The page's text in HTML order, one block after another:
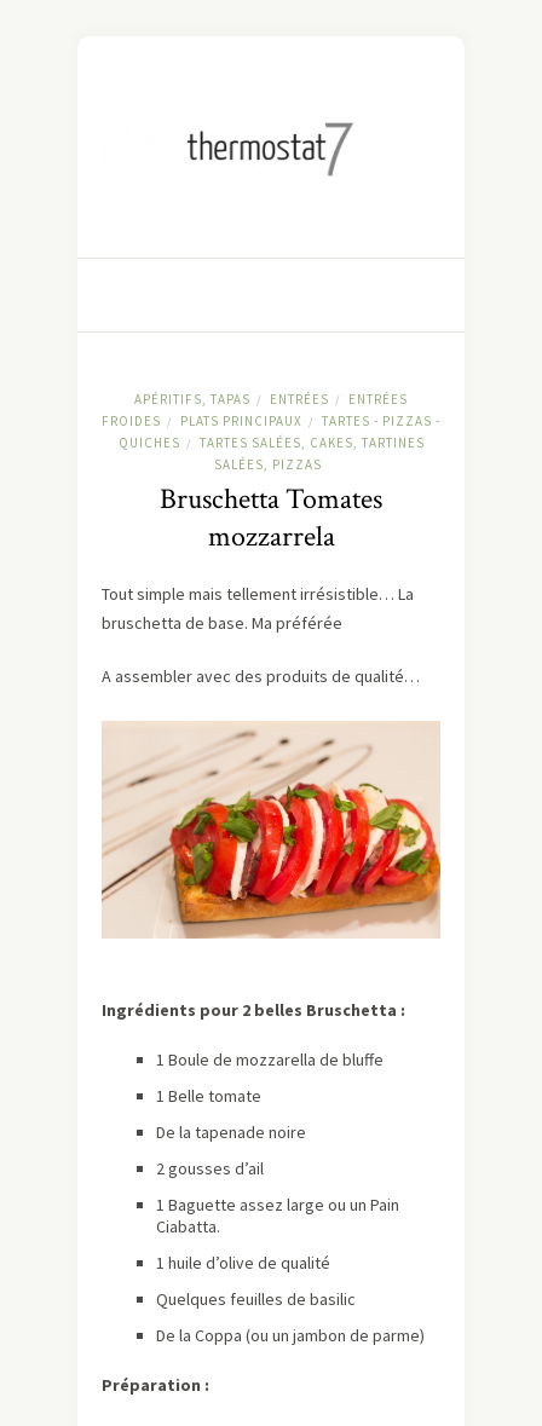
APÉRITIFS, TAPAS / ENTRÉES /
ENTRÉES
FROIDES / PLATS PRINCIPAUX /
TARTES - PIZZAS -
QUICHES /
TARTES SALÉES, CAKES, TARTINES
SALÉES, PIZZAS
Bruschetta Tomates
mozzarrela
Tout simple mais tellement irrésistible… La
bruschetta de base. Ma préférée
A assembler avec des produits de qualité…
Ingrédients pour 2 belles Bruschetta :
1 Boule de mozzarella de bluffe
1 Belle tomate
De la tapenade noire
2 gousses d’ail
1 Baguette assez large ou un Pain
Ciabatta.
1 huile d’olive de qualité
Quelques feuilles de basilic
De la Coppa (ou un jambon de parme)
Préparation :